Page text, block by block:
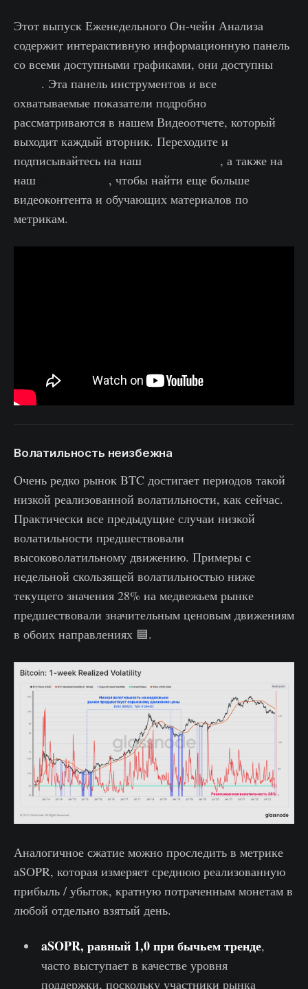
Этот выпуск Еженедельного Он-чейн Анализа
содержит интерактивную информационную панель
со всеми доступными графиками, они доступны
. Эта панель инструментов и все
охватываемые показатели подробно
рассматриваются в нашем Видеоотчете, который
выходит каждый вторник. Переходите и
подписывайтесь на наш
, а также на
наш
, чтобы найти еще больше
видеоконтента и обучающих материалов по
метрикам.
Волатильность неизбежна
Очень редко рынок BTC достигает периодов такой
низкой реализованной волатильности, как сейчас.
Практически все предыдущие случаи низкой
волатильности предшествовали
высоковолатильному движению. Примеры с
недельной скользящей волатильностью ниже
текущего значения 28% на медвежьем рынке
предшествовали значительным ценовым движениям
в обоих направлениях 🟦.
Аналогичное сжатие можно проследить в метрике
aSOPR, которая измеряет среднюю реализованную
прибыль / убыток, кратную потраченным монетам в
любой отдельно взятый день.
aSOPR, равный 1,0 при бычьем тренде,
часто выступает в качестве уровня
поддержки, поскольку участники рынка